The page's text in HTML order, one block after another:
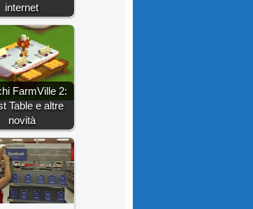
internet
FarmVille 2:
Table e altre
novità